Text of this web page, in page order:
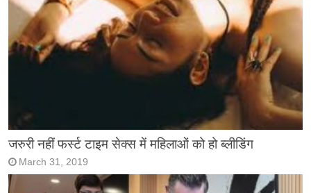
जरुरी नहीं फर्स्ट टाइम सेक्स में महिलाओं को हो ब्लीडिंग
March 31, 2019